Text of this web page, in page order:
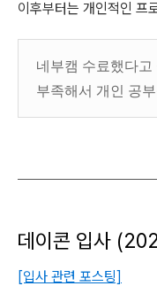
이후부터는 개인적인 프
네부캠 수료했다
부족해서 개인 공
데이콘 입사
[입사 관련 포스팅]